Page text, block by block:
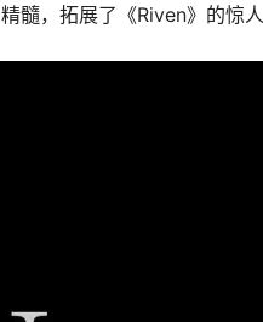
髓，拓展了《Riven》的惊人